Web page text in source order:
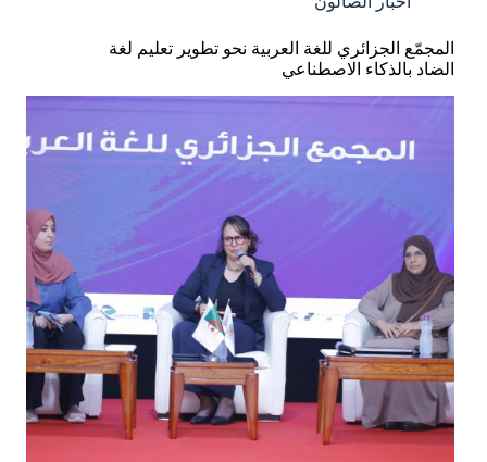
المجمّع الجزائري للغة العربية نحو تطوير تعليم لغة
الضاد بالذكاء الاصطناعي